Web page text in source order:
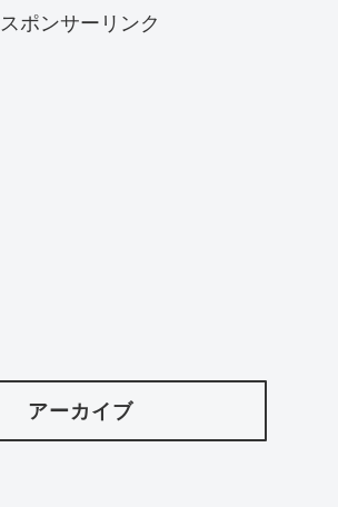
スポンサーリンク
アーカイブ